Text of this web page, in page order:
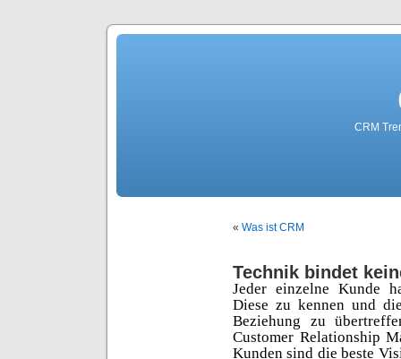
CRM
« Was ist CRM
Technik bindet
Jeder einzelne Kunde
Diese zu kennen und
Beziehung zu
Customer Relationship
Kunden sind die beste